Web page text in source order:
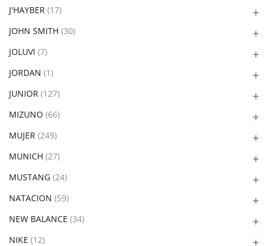
J'HAYBER (17)
JOHN SMITH (30)
JOLUVI (7)
JORDAN (1)
JUNIOR (127)
MIZUNO (66)
MUJER (249)
MUNICH (27)
MUSTANG (24)
NATACION (59)
NEW BALANCE (34)
NIKE (12)